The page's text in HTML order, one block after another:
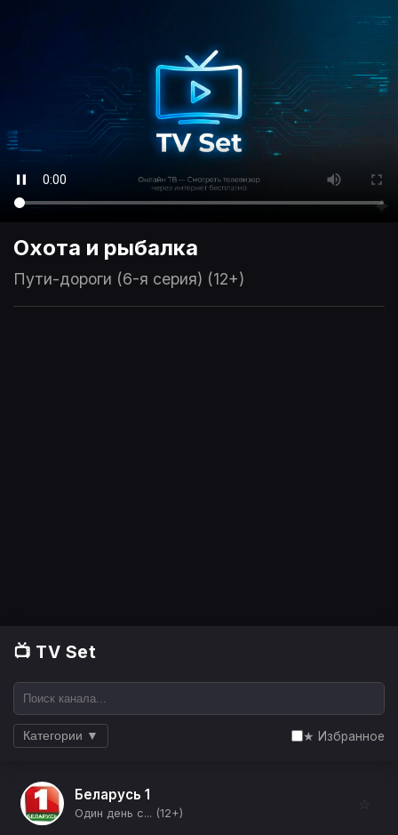
📺 TV Set
Категории ▼ ★ Избранное
Беларусь 1
Один день с... (12+)
☆
Охота и рыбалка
Пути-дороги (6-я серия) (12+)